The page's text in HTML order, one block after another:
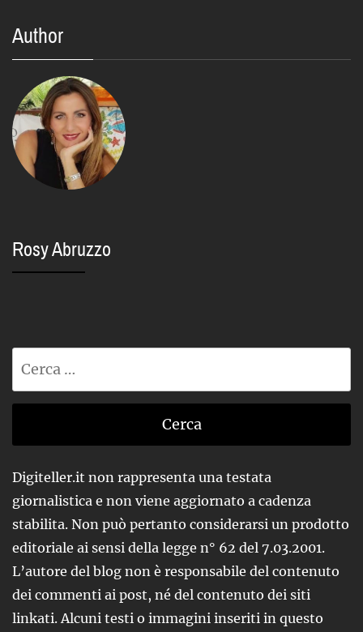
Author
Rosy Abruzzo
Digiteller.it non rappresenta una testata
giornalistica e non viene aggiornato a cadenza
stabilita. Non può pertanto considerarsi un prodotto
editoriale ai sensi della legge n° 62 del 7.03.2001.
L’autore del blog non è responsabile del contenuto
dei commenti ai post, né del contenuto dei siti
linkati. Alcuni testi o immagini inseriti in questo